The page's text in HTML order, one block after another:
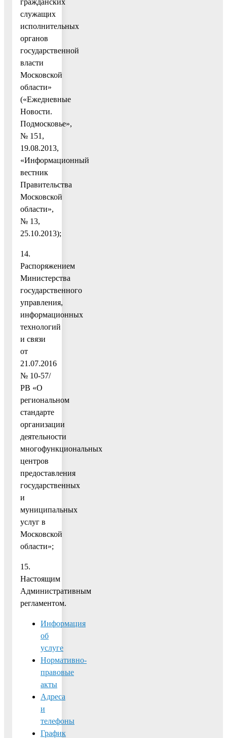
служащих
исполнительных
органов
государственной
власти
Московской
области»
(«Ежедневные
Новости.
Подмосковье»,
№ 151,
19.08.2013,
«Информационный
вестник
Правительства
Московской
области»,
№ 13,
25.10.2013);
14.
Распоряжением
Министерства
государственного
управления,
информационных
технологий
и связи
от
21.07.2016
№ 10-57/
РВ «О
региональном
стандарте
организации
деятельности
многофункциональных
центров
предоставления
государственных
и
муниципальных
услуг в
Московской
области»;
15.
Настоящим
Административным
регламентом.
Информация
об
услуге
Нормативно-
правовые
акты
Адреса
и
телефоны
График